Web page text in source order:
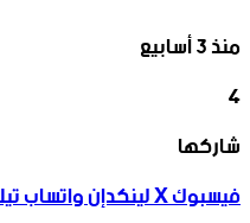
منذ 3 أسابيع
4
فيسبوك
‫X
لينكدإن
واتساب
تيلقرام
شاركها
فيسبوك‫Xلينكدإنواتساب